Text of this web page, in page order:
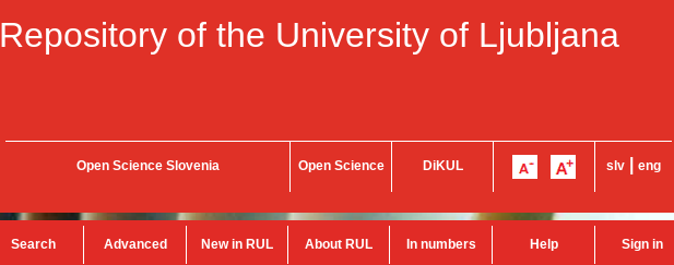
Repository of the University of Ljubljana
Open Science Slovenia Open Science DiKUL slv eng
Search Advanced New in RUL About RUL In numbers Help Sign in